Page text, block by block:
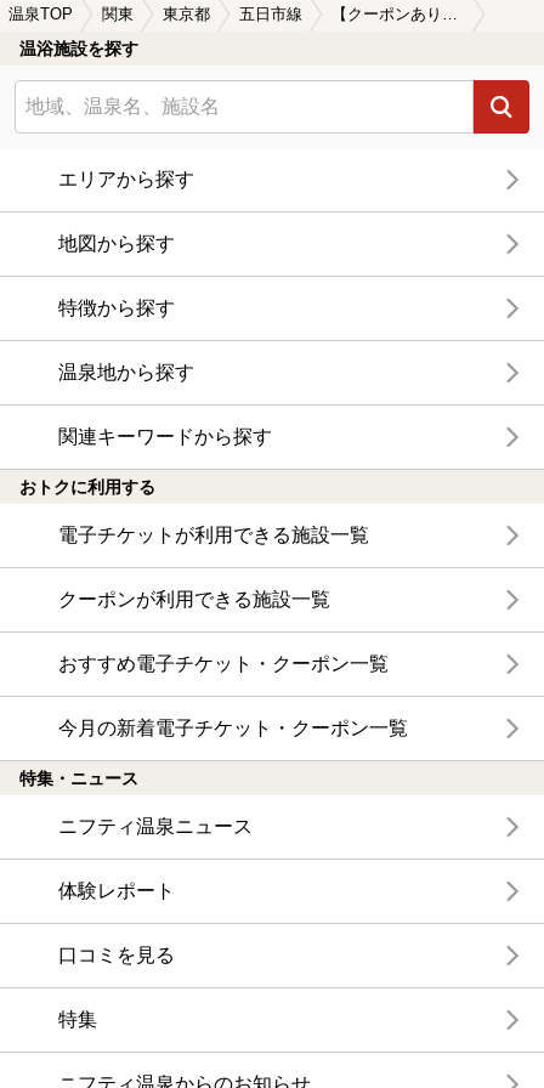
温泉TOP 関東 東京都 五日市線 【クーポンあり】食事が楽しめる五日市線周辺の温泉、日帰り温泉、スーパー銭湯を探す
温浴施設を探す
エリアから探す
地図から探す
特徴から探す
温泉地から探す
関連キーワードから探す
おトクに利用する
電子チケットが利用できる施設一覧
クーポンが利用できる施設一覧
おすすめ電子チケット・クーポン一覧
今月の新着電子チケット・クーポン一覧
特集・ニュース
ニフティ温泉ニュース
体験レポート
口コミを見る
特集